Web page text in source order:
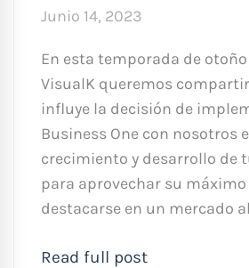
Junio 14, 2023
En esta temporada de
VisualK queremos
influye la decisión de
Business One con nosotros
crecimiento y desarrollo de
para aprovechar su
destacarse en un mercado
Read full post